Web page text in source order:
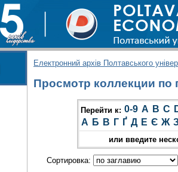
Електронний архів Полтавського
Просмотр коллекции по
Перейти к: 0-9 A B C
А Б В Г Ґ Д Е Є Ж
или введите
Сортировка: